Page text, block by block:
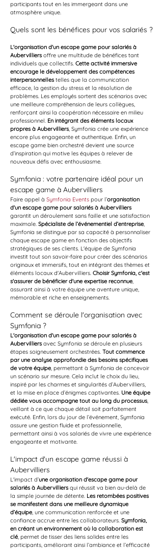
participants tout en les immergeant dans une
atmosphère unique.
Quels sont les bénéfices pour vos salariés ?
L'organisation d'un escape game pour salariés à
Aubervilliers offre une multitude de bénéfices tant
individuels que collectifs. Cette activité immersive
encourage le développement des compétences
interpersonnelles telles que la communication
efficace, la gestion du stress et la résolution de
problèmes. Les employés sortent des scénarios avec
une meilleure compréhension de leurs collègues,
renforçant ainsi la coopération nécessaire en milieu
professionnel. En intégrant des éléments locaux
propres à Aubervilliers, Symfonia crée une expérience
encore plus engageante et authentique. Enfin, un
escape game bien orchestré devient une source
d’inspiration qui motive les équipes à relever de
nouveaux défis avec enthousiasme.
Symfonia : votre partenaire idéal pour un
escape game à Aubervilliers
Faire appel à Symfonia Events pour l’organisation
d'un escape game pour salariés à Aubervilliers
garantit un déroulement sans faille et une satisfaction
maximale. Spécialiste de l’événementiel d’entreprise,
Symfonia se distingue par sa capacité à personnaliser
chaque escape game en fonction des objectifs
stratégiques de ses clients. L'équipe de Symfonia
investit tout son savoir-faire pour créer des scénarios
originaux et immersifs, tout en intégrant des thèmes et
éléments locaux d'Aubervilliers. Choisir Symfonia, c'est
s'assurer de bénéficier d'une expertise reconnue,
assurant ainsi à votre équipe une aventure unique,
mémorable et riche en enseignements.
Comment se déroule l'organisation avec
Symfonia ?
L'organisation d'un escape game pour salariés à
Aubervilliers avec Symfonia se déroule en plusieurs
étapes soigneusement orchestrées. Tout commence
par une analyse approfondie des besoins spécifiques
de votre équipe, permettant à Symfonia de concevoir
un scénario sur mesure. Cela inclut le choix du lieu,
inspiré par les charmes et singularités d’Aubervilliers,
et la mise en place d’énigmes captivantes. Une équipe
dédiée vous accompagne tout au long du processus,
veillant à ce que chaque détail soit parfaitement
exécuté. Enfin, lors du jour de l’événement, Symfonia
assure une gestion fluide et professionnelle,
permettant ainsi à vos salariés de vivre une expérience
engageante et motivante.
L'impact d'un escape game réussi à
Aubervilliers
L'impact d’une organisation d'escape game pour
salariés à Aubervilliers qui réussit va bien au-delà de
la simple journée de détente. Les retombées positives
se manifestent dans une meilleure dynamique
d’équipe, une communication renforcée et une
confiance accrue entre les collaborateurs. Symfonia,
en créant un environnement où la collaboration est
clé, permet de tisser des liens solides entre les
participants, améliorant ainsi l’ambiance et l’efficacité